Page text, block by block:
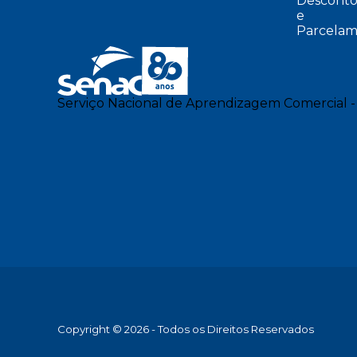
e
Serviço Nacional de Aprendizagem Comercial -
Copyright © 2026 - Todos os Direitos Reservados